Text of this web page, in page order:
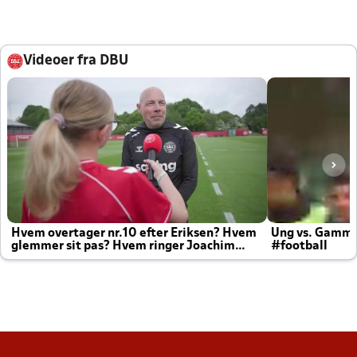
Videoer fra DBU
Hvem overtager nr.10 efter Eriksen? Hvem
glemmer sit pas? Hvem ringer Joachim
altid til efter kampe?
Ung vs.
#football